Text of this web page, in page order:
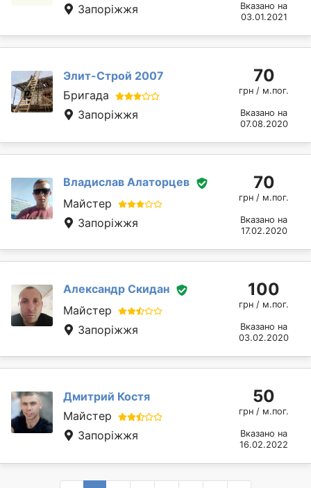
Запоріжжя
Вказано на
03.01.2021
Элит-Строй 2007
Бригада
Запоріжжя
70
грн / м.пог.
Вказано на
07.08.2020
Владислав Алаторцев
Майстер
Запоріжжя
70
грн / м.пог.
Вказано на
17.02.2020
Александр Скидан
Майстер
Запоріжжя
100
грн / м.пог.
Вказано на
03.02.2020
Дмитрий Костя
Майстер
Запоріжжя
50
грн / м.пог.
Вказано на
16.02.2022